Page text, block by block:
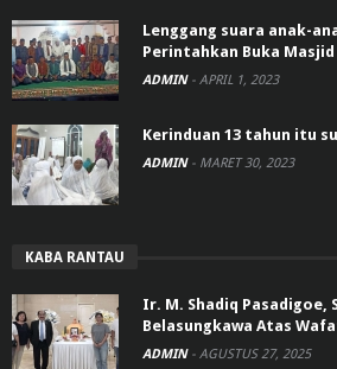
Lenggang suara anak-
Perintahkan Buka Masjid
ADMIN - APRIL 1, 2023
Kerinduan 13 tahun itu
ADMIN - MARET 30, 2023
KABA RANTAU
Ir. M. Shadiq Pasadigoe,
Belasungkawa Atas
ADMIN - AGUSTUS 27, 2025